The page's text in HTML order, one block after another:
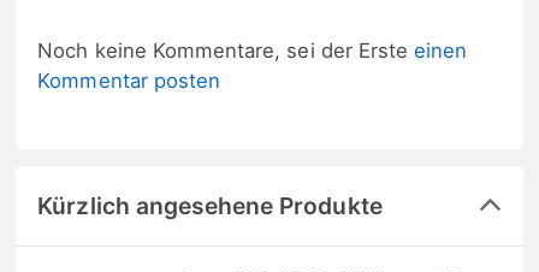
Noch keine Kommentare, sei der Ersteeinen
Kommentar posten
Kürzlich angesehene Produkte